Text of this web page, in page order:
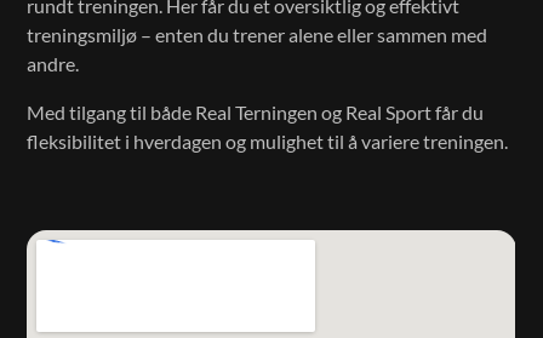
rundt treningen. Her får du et oversiktlig og effektivt
treningsmiljø – enten du trener alene eller sammen med
andre.
Med tilgang til både Real Terningen og Real Sport får du
fleksibilitet i hverdagen og mulighet til å variere treningen.